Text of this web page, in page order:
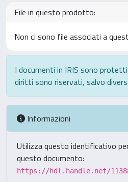
File in questo prodotto:
Non ci sono file associati a
I documenti in IRIS sono
diritti sono riservati, salvo
Informazioni
Utilizza questo identificativo
questo documento:
https://hdl.handle.net/